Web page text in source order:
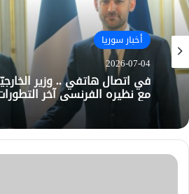
أخبار سوريا
2026-07-04
في اتصال هاتفي .. وزير
مع نظيره الفرنسي آخر